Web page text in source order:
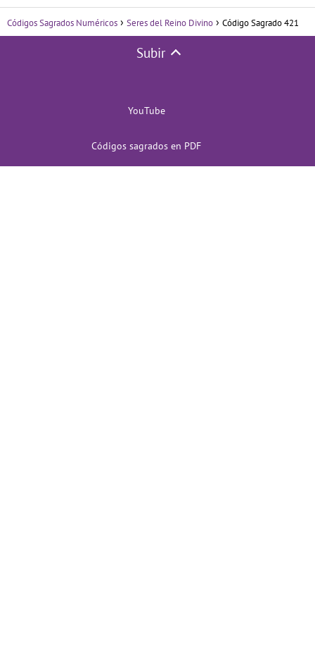
Códigos Sagrados Numéricos Seres del Reino Divino Código Sagrado 421
Subir
YouTube
Códigos sagrados en PDF